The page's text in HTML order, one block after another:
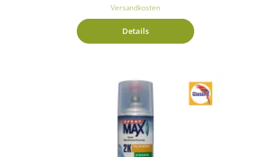
Versandkosten
Details